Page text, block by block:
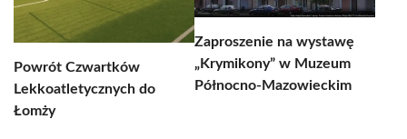
Powrót Czwartków
Lekkoatletycznych do
Łomży
Zaproszenie na wystawę
„Krymikony” w Muzeum
Północno-Mazowieckim